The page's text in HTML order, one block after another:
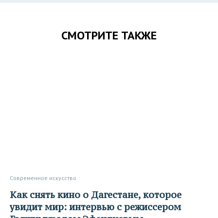
СМОТРИТЕ ТАКЖЕ
Современное искусство
Как снять кино о Дагестане, которое
увидит мир: интервью с режиссером